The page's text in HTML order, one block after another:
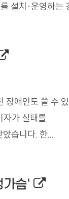
설치·운영하는
부링크로 새
장애인도 쓸 수
자가 실태를
습니다. 한...
가슴' 외부